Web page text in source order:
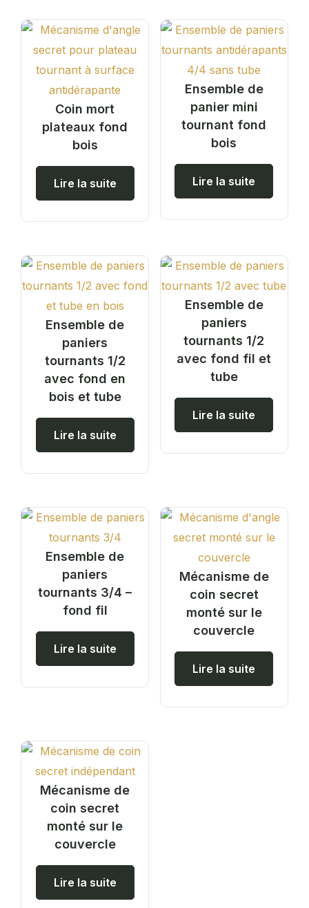
Coin mort
plateaux fond
bois
Lire la suite
Ensemble de
panier mini
tournant fond
bois
Lire la suite
Ensemble de
paniers
tournants 1/2
avec fond en
bois et tube
Lire la suite
Ensemble de
paniers
tournants 1/2
avec fond fil et
tube
Lire la suite
Ensemble de
paniers
tournants 3/4 –
fond fil
Lire la suite
Mécanisme de
coin secret
monté sur le
couvercle
Lire la suite
Mécanisme de
coin secret
monté sur le
couvercle
Lire la suite